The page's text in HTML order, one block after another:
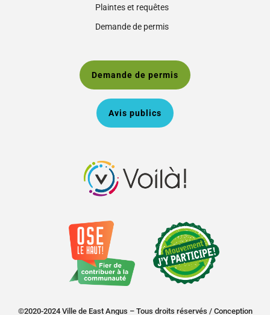
Plaintes et requêtes
Demande de permis
Demande de permis
Avis publics
©2020-2024 Ville de East Angus – Tous droits réservés / Conception